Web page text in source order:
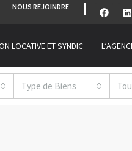
NOUS REJOINDRE
LOCATIVE ET SYNDIC
Type de Biens